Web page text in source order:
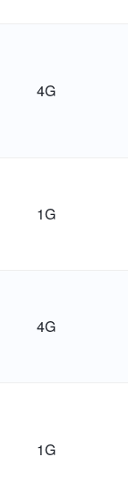
4G
1G
4G
1G